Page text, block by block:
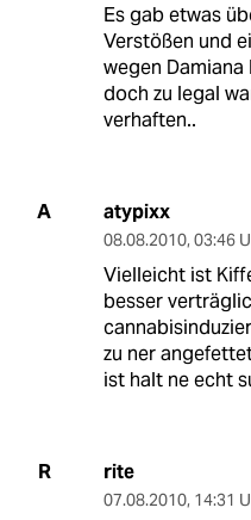
Es gab etwas
Verstößen und
wegen Damiana
doch zu legal
verhaften..
A atypixx
08.08.2010, 03:46
Vielleicht ist
besser
zu ner
ist halt ne echt
R rite
07.08.2010, 14:31